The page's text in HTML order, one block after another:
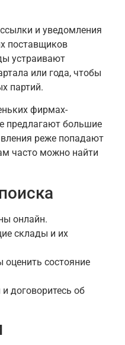
и уведомления
поставщиков
устраивают
или года, чтобы
партий.
фирмах-
предлагают большие
реже попадают
часто можно найти
онлайн.
склады и их
оценить состояние
договоритесь об